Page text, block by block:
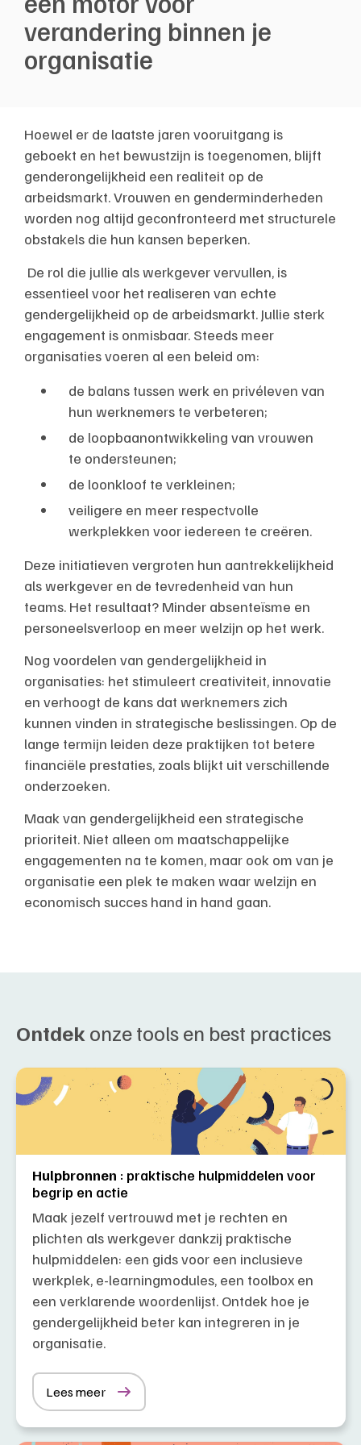
verandering binnen je
organisatie
Hoewel er de laatste jaren vooruitgang is
geboekt en het bewustzijn is toegenomen, blijft
genderongelijkheid een realiteit op de
arbeidsmarkt. Vrouwen en genderminderheden
worden nog altijd geconfronteerd met structurele
obstakels die hun kansen beperken.
De rol die jullie als werkgever vervullen, is
essentieel voor het realiseren van echte
gendergelijkheid op de arbeidsmarkt. Jullie sterk
engagement is onmisbaar. Steeds meer
organisaties voeren al een beleid om:
de balans tussen werk en privéleven van
hun werknemers te verbeteren;
de loopbaanontwikkeling van vrouwen
te ondersteunen;
de loonkloof te verkleinen;
veiligere en meer respectvolle
werkplekken voor iedereen te creëren.
Deze initiatieven vergroten hun aantrekkelijkheid
als werkgever en de tevredenheid van hun
teams. Het resultaat? Minder absenteïsme en
personeelsverloop en meer welzijn op het werk.
Nog voordelen van gendergelijkheid in
organisaties: het stimuleert creativiteit, innovatie
en verhoogt de kans dat werknemers zich
kunnen vinden in strategische beslissingen. Op de
lange termijn leiden deze praktijken tot betere
financiële prestaties, zoals blijkt uit verschillende
onderzoeken.
Maak van gendergelijkheid een strategische
prioriteit. Niet alleen om maatschappelijke
engagementen na te komen, maar ook om van je
organisatie een plek te maken waar welzijn en
economisch succes hand in hand gaan.
Ontdek onze tools en best practices
Hulpbronnen : praktische hulpmiddelen voor
begrip en actie
Maak jezelf vertrouwd met je rechten en
plichten als werkgever dankzij praktische
hulpmiddelen: een gids voor een inclusieve
werkplek, e-learningmodules, een toolbox en
een verklarende woordenlijst. Ontdek hoe je
gendergelijkheid beter kan integreren in je
organisatie.
Lees meer